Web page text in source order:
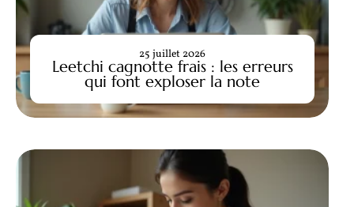
Leetchi cagnotte frais : les erreurs
qui font exploser la note
25 juillet 2026